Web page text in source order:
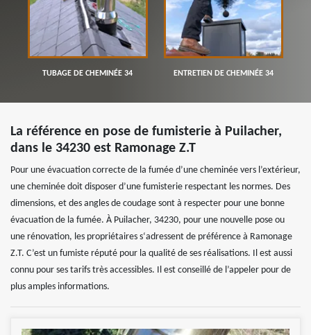
TUBAGE DE CHEMINÉE 34 ENTRETIEN DE CHEMINÉE 34
La référence en pose de fumisterie à Puilacher,
dans le 34230 est Ramonage Z.T
Pour une évacuation correcte de la fumée d’une cheminée vers l’extérieur,
une cheminée doit disposer d’une fumisterie respectant les normes. Des
dimensions, et des angles de coudage sont à respecter pour une bonne
évacuation de la fumée. À Puilacher, 34230, pour une nouvelle pose ou
une rénovation, les propriétaires s‘adressent de préférence à Ramonage
Z.T. C’est un fumiste réputé pour la qualité de ses réalisations. Il est aussi
connu pour ses tarifs très accessibles. Il est conseillé de l’appeler pour de
plus amples informations.